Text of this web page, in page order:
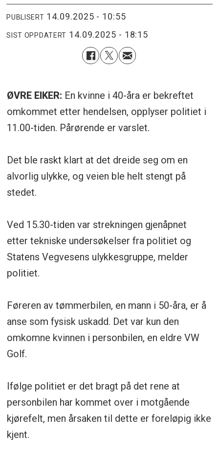
PUBLISERT 14.09.2025 - 10:55
SIST OPPDATERT 14.09.2025 - 18:15
ØVRE EIKER: En kvinne i 40-åra er bekreftet
omkommet etter hendelsen, opplyser politiet i
11.00-tiden. Pårørende er varslet.
Det ble raskt klart at det dreide seg om en
alvorlig ulykke, og veien ble helt stengt på
stedet.
Ved 15.30-tiden var strekningen gjenåpnet
etter tekniske undersøkelser fra politiet og
Statens Vegvesens ulykkesgruppe, melder
politiet.
Føreren av tømmerbilen, en mann i 50-åra, er å
anse som fysisk uskadd. Det var kun den
omkomne kvinnen i personbilen, en eldre VW
Golf.
Ifølge politiet er det bragt på det rene at
personbilen har kommet over i motgående
kjørefelt, men årsaken til dette er foreløpig ikke
kjent.